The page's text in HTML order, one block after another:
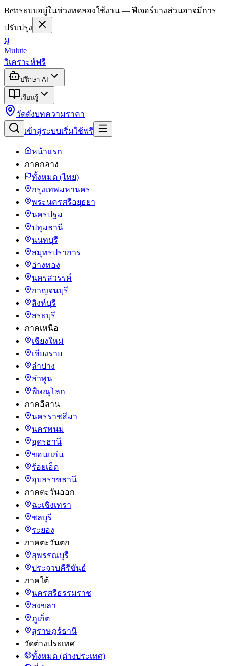
Betaระบบอยู่ในช่วงทดลองใช้งาน — ฟีเจอร์บางส่วนอาจมีการ
ปรับปรุง
มู
Mulute
วิเคราะห์ฟรี
ปรึกษา AI
เรียนรู้
วัดดังบทความราคา
เข้าสู่ระบบเริ่มใช้ฟรี
หน้าแรก
ภาคกลาง
ทั้งหมด (ไทย)
กรุงเทพมหานคร
พระนครศรีอยุธยา
นครปฐม
ปทุมธานี
นนทบุรี
สมุทรปราการ
อ่างทอง
นครสวรรค์
กาญจนบุรี
สิงห์บุรี
สระบุรี
ภาคเหนือ
เชียงใหม่
เชียงราย
ลำปาง
ลำพูน
พิษณุโลก
ภาคอีสาน
นครราชสีมา
นครพนม
อุดรธานี
ขอนแก่น
ร้อยเอ็ด
อุบลราชธานี
ภาคตะวันออก
ฉะเชิงเทรา
ชลบุรี
ระยอง
ภาคตะวันตก
สุพรรณบุรี
ประจวบคีรีขันธ์
ภาคใต้
นครศรีธรรมราช
สงขลา
ภูเก็ต
สุราษฎร์ธานี
วัดต่างประเทศ
ทั้งหมด (ต่างประเทศ)